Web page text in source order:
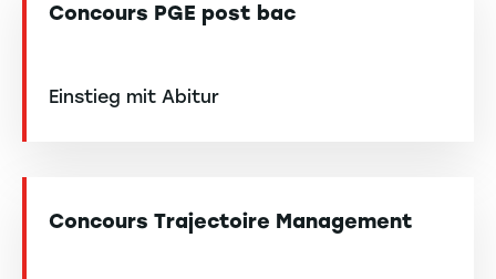
Concours PGE post bac
Einstieg mit Abitur
Concours Trajectoire Management